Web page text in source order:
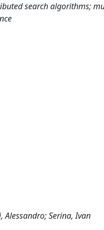
search algorithms;
Alessandro; Serina, Ivan